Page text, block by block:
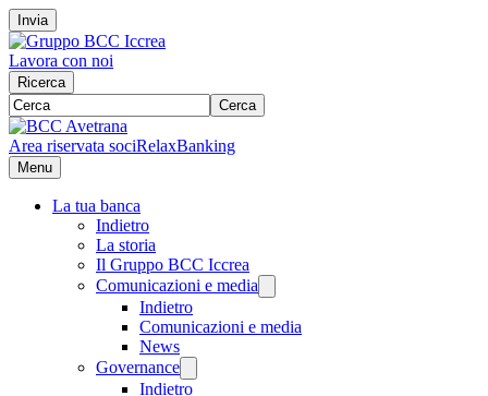
Invia
Lavora con noi
Ricerca
Cerca
Area riservata sociRelaxBanking
Menu
La tua banca
Indietro
La storia
Il Gruppo BCC Iccrea
Comunicazioni e media
Indietro
Comunicazioni e media
News
Governance
Indietro